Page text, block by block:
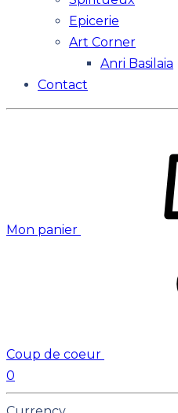
Epicerie
Art Corner
Anri Basilaia
Contact
Mon panier
Coup de coeur
0